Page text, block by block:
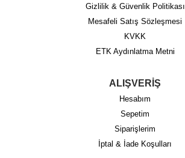
Gizlilik & Güvenlik Politikası
Mesafeli Satış Sözleşmesi
KVKK
ETK Aydınlatma Metni
ALIŞVERİŞ
Hesabım
Sepetim
Siparişlerim
İptal & İade Koşulları